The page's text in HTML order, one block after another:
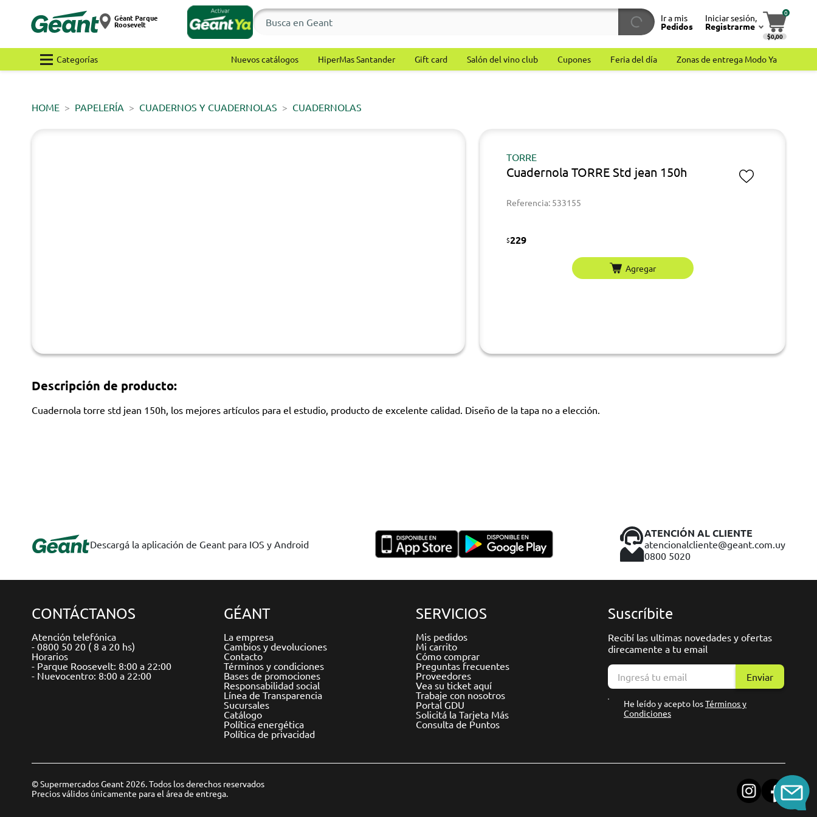
Géant Parque
Roosevelt
Ir a mis
Pedidos
Iniciar sesión,
Registrarme
0
$0,00
Categorías Nuevos catálogos HiperMas Santander Gift card Salón del vino club Cupones Feria del día Zonas de entrega Modo Ya
HOME PAPELERÍA CUADERNOS Y CUADERNOLAS CUADERNOLAS
TORRE
Cuadernola TORRE Std jean 150h
Referencia: 533155
$229
Agregar
Descripción de producto:
Cuadernola torre std jean 150h, los mejores artículos para el estudio, producto de excelente calidad. Diseño de la tapa no a elección.
Descargá la aplicación de Geant para IOS y Android
ATENCIÓN AL CLIENTE
atencionalcliente@geant.com.uy
0800 5020
CONTÁCTANOS
Atención telefónica
- 0800 50 20 ( 8 a 20 hs)
Horarios
- Parque Roosevelt: 8:00 a 22:00
- Nuevocentro: 8:00 a 22:00
GÉANT
La empresa
Cambios y devoluciones
Contacto
Términos y condiciones
Bases de promociones
Responsabilidad social
Línea de Transparencia
Sucursales
Catálogo
Política energética
Política de privacidad
SERVICIOS
Mis pedidos
Mi carrito
Cómo comprar
Preguntas frecuentes
Proveedores
Vea su ticket aquí
Trabaje con nosotros
Portal GDU
Solicitá la Tarjeta Más
Consulta de Puntos
Suscríbite
Recibí las ultimas novedades y ofertas
direcamente a tu email
Enviar
He leído y acepto losTérminos y
Condiciones
© Supermercados Geant 2026. Todos los derechos reservados
Precios válidos únicamente para el área de entrega.